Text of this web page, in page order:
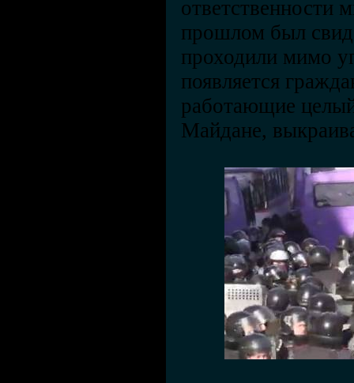
ответственности
прошлом был
проходили мимо
появляется
работающие
Майдане,